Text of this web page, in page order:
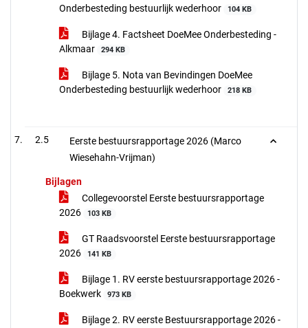
Onderbesteding bestuurlijk wederhoor
104 KB
Bijlage 4. Factsheet DoeMee Onderbesteding -
Alkmaar
294 KB
Bijlage 5. Nota van Bevindingen DoeMee
Onderbesteding bestuurlijk wederhoor
218 KB
2.5
Eerste bestuursrapportage 2026 (Marco
Wiesehahn-Vrijman)
Bijlagen
Collegevoorstel Eerste bestuursrapportage
2026
103 KB
GT Raadsvoorstel Eerste bestuursrapportage
2026
141 KB
Bijlage 1. RV eerste bestuursrapportage 2026 -
Boekwerk
973 KB
Bijlage 2. RV eerste Bestuursrapportage 2026 -